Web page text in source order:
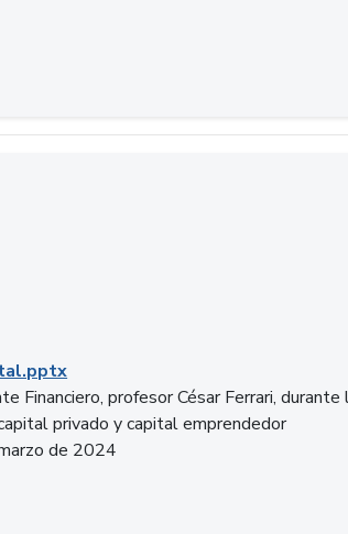
Financiero, profesor César Ferrari, durante
privado y capital emprendedor
de 2024